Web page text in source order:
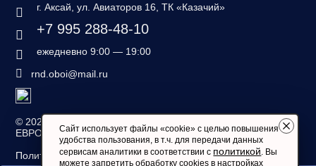
г. Аксай, ул. Авиаторов 16, ТК «Казачий»
+7 995 288-48-10
ежедневно 9:00 — 19:00
rnd.oboi@mail.ru
© 2026 — «Дом обоев
ЕВРОСТИЛЬ»
Политика конфиденциальности
Сайт использует файлы «cookie» с целью повышения
удобства пользования, в т.ч. для передачи данных
сервисам аналитики в соответствии с политикой. Вы
можете запретить обработку cookies в настройках